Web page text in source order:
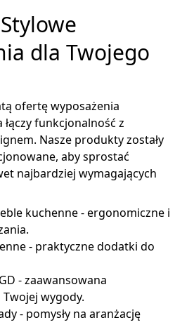
dla Twojego
ofertę wyposażenia
funkcjonalność z
Nasze produkty zostały
aby sprostać
najbardziej wymagających
kuchenne - ergonomiczne i
- praktyczne dodatki do
- zaawansowana
wygody.
- pomysły na aranżację